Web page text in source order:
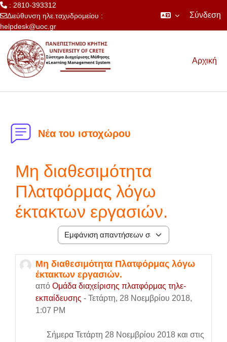
: 2810-393312
Διεύθυνση ηλε.ταχυδρομείου :
helpdesk@uoc.gr
Σύνδεση
Αρχική
Νέα του ιστοχώρου
Μη διαθεσιμότητα
Πλατφόρμας λόγω
έκτακτων εργασιών.
Λειτουργία εμφάνισης
Μη διαθεσιμότητα Πλατφόρμας λόγω
έκτακτων εργασιών.
από Ομάδα διαχείρισης πλατφόρμας τηλε-
εκπαίδευσης - Τετάρτη, 28 Νοεμβρίου 2018,
1:07 PM
Αριθμός απαντήσεων: 0
Σήμερα Τετάρτη 28 Νοεμβρίου 2018 και στις